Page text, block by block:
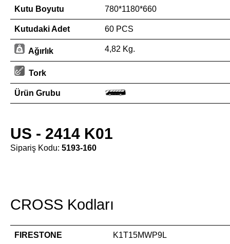
Kutu Boyutu 780*1180*660
Kutudaki Adet 60 PCS
Ağırlık 4,82 Kg.
Tork
Ürün Grubu
US - 2414 K01
Sipariş Kodu: 5193-160
CROSS Kodları
FIRESTONE K1T15MWP9L